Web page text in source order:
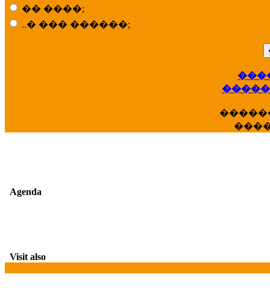
�� ����;
..� ��� ������;
Agenda
Visit also